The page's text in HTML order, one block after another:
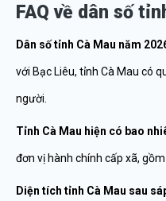
FAQ về dân số
Dân số tỉnh Cà Mau năm
với Bạc Liêu, tỉnh Cà Mau có
người.
Tỉnh Cà Mau hiện có bao
đơn vị hành chính cấp xã,
Diện tích tỉnh Cà Mau sau